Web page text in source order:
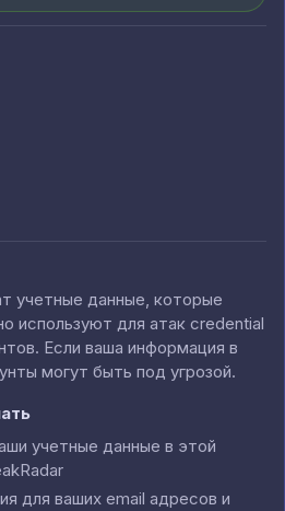
учетные данные, которые
используют для атак credential
Если ваша информация в
могут быть под угрозой.
учетные данные в этой
для ваших email адресов и